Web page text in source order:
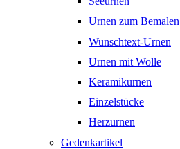
Urnen zum Bemalen
Wunschtext-Urnen
Urnen mit Wolle
Keramikurnen
Einzelstücke
Herzurnen
Gedenkartikel